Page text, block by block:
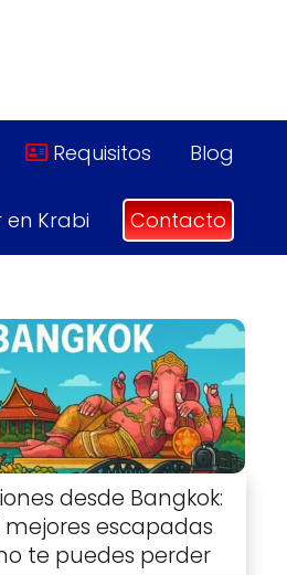
Requisitos Blog
en Krabi Contacto
desde Bangkok:
mejores escapadas
te puedes perder